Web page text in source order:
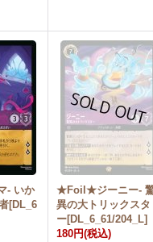
- いか
[DL_6
★Foil★ジーニー-
異の大トリックスタ
ー[DL_6_61/204_L]
180円(税込)